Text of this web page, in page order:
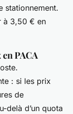
stationnement.
à 3,50 € en
PACA
: si les prix
de
delà d’un quota